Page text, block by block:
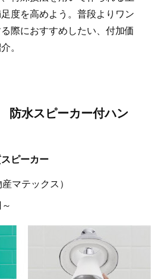
度を高めよう。普段よりワン
際におすすめしたい、付加価
。
水スピーカー付ハン
ピーカー
マテックス）